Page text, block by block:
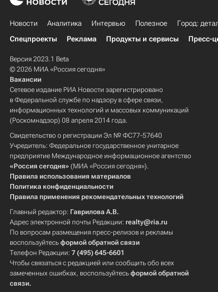
Новости Аналитика Интервью Полезное
Город:
Спецпроекты
Реклама Продукты и сервисы Пресс-
Версия 2023.1 Beta
© 2026 МИА «Россия сегодня»
Вакансии
Сетевое издание РИА Новости зарегистрировано
в Федеральной службе по надзору в сфере связи,
информационных технологий и массовых коммуникаций
(Роскомнадзор) 08 апреля 2014 года.
Свидетельство о регистрации Эл № ФС77-57640
Учредитель: Федеральное государственное унитарное
предприятие Международное информационное агентство
«Россия сегодня» (МИА «Россия сегодня»).
Правила использования материалов
Политика конфиденциальности
Правила применения рекомендательных технологий
Главный редактор: Гаврилова А.В.
Адрес электронной почты Редакции: realty@ria.ru
По вопросам размещения пресс-релизов и рекламы
воспользуйтесьформой обратной связи
Телефон Редакции: 7 (495) 645-6601
Чтобы связаться с редакцией или сообщить обо всех
замеченных ошибках, воспользуйтесьформой обратной
связи.